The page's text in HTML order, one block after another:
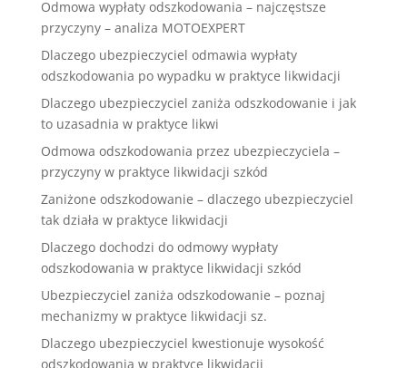
Odmowa wypłaty odszkodowania – najczęstsze
przyczyny – analiza MOTOEXPERT
Dlaczego ubezpieczyciel odmawia wypłaty
odszkodowania po wypadku w praktyce likwidacji
Dlaczego ubezpieczyciel zaniża odszkodowanie i jak
to uzasadnia w praktyce likwi
Odmowa odszkodowania przez ubezpieczyciela –
przyczyny w praktyce likwidacji szkód
Zaniżone odszkodowanie – dlaczego ubezpieczyciel
tak działa w praktyce likwidacji
Dlaczego dochodzi do odmowy wypłaty
odszkodowania w praktyce likwidacji szkód
Ubezpieczyciel zaniża odszkodowanie – poznaj
mechanizmy w praktyce likwidacji sz.
Dlaczego ubezpieczyciel kwestionuje wysokość
odszkodowania w praktyce likwidacji